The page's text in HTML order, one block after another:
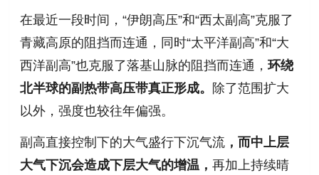
在最近一段时间，“伊朗高压”和“西太副高”克服了
青藏高原的阻挡而连通，同时“太平洋副高”和“大
西洋副高”也克服了落基山脉的阻挡而连通，环绕
北半球的副热带高压带真正形成。
除了范围扩大
以外，强度也较往年偏强。
副高直接控制下的大气盛行下沉气流 ，而中上层
大气下沉会造成下层大气的增温，再加上持续晴